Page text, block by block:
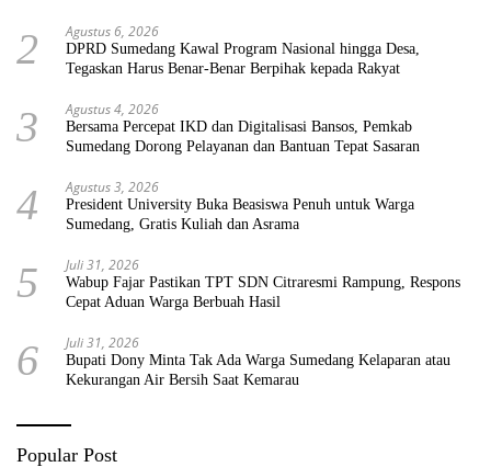
2 Agustus 6, 2026
DPRD Sumedang Kawal Program Nasional hingga Desa,
Tegaskan Harus Benar-Benar Berpihak kepada Rakyat
3 Agustus 4, 2026
Bersama Percepat IKD dan Digitalisasi Bansos, Pemkab
Sumedang Dorong Pelayanan dan Bantuan Tepat Sasaran
4 Agustus 3, 2026
President University Buka Beasiswa Penuh untuk Warga
Sumedang, Gratis Kuliah dan Asrama
5 Juli 31, 2026
Wabup Fajar Pastikan TPT SDN Citraresmi Rampung, Respons
Cepat Aduan Warga Berbuah Hasil
6 Juli 31, 2026
Bupati Dony Minta Tak Ada Warga Sumedang Kelaparan atau
Kekurangan Air Bersih Saat Kemarau
Popular Post